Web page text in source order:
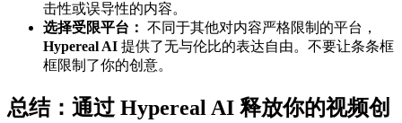
击性或误导性的内容。
选择受限平台： 不同于其他对内容严格限制的平台，
Hypereal AI 提供了无与伦比的表达自由。不要让条条框
框限制了你的创意。
总结：通过 Hypereal AI 释放你的视频创